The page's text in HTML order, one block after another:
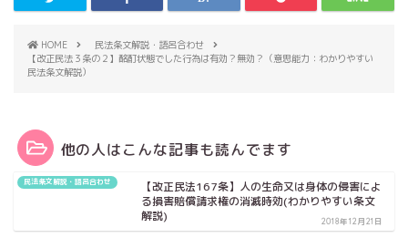
HOME
民法条文解説・語呂合わせ
【改正民法３条の２】酩酊状態でした行為は有効？無効？（意思能力：わかりやすい
民法条文解説）
他の人はこんな記事も読んでます
民法条文解説・語呂合わせ
【改正民法167条】人の生命又は身体の侵害によ
る損害賠償請求権の消滅時効(わかりやすい条文
解説)
2018年12月21日